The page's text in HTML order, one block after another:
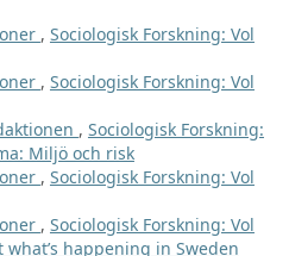
, Sociologisk Forskning: Vol
, Sociologisk Forskning: Vol
, Sociologisk Forskning:
Miljö och risk
, Sociologisk Forskning: Vol
, Sociologisk Forskning: Vol
what’s happening in Sweden